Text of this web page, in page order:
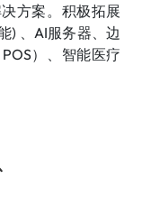
方案。积极拓展
) 、AI服务器、边
）、智能医疗